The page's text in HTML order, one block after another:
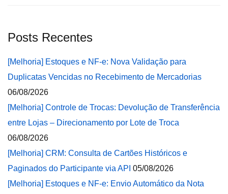
Posts Recentes
[Melhoria] Estoques e NF-e: Nova Validação para
Duplicatas Vencidas no Recebimento de Mercadorias
06/08/2026
[Melhoria] Controle de Trocas: Devolução de Transferência
entre Lojas – Direcionamento por Lote de Troca
06/08/2026
[Melhoria] CRM: Consulta de Cartões Históricos e
Paginados do Participante via API 05/08/2026
[Melhoria] Estoques e NF-e: Envio Automático da Nota